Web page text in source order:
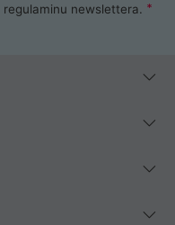
regulaminu newslettera.